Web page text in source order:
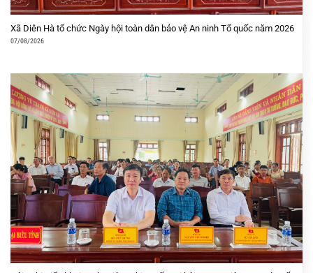
Xã Diên Hà tổ chức Ngày hội toàn dân bảo vệ An ninh Tổ quốc năm 2026
07/08/2026